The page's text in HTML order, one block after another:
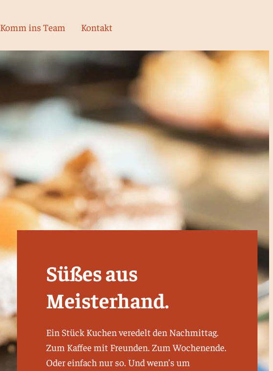
Komm ins Team Kontakt
Süßes aus
Meisterhand.
Ein Stück Kuchen veredelt den Nachmittag.
Zum Kaffee mit Freunden. Zum Wochenende.
Oder einfach nur so. Und wenn’s um